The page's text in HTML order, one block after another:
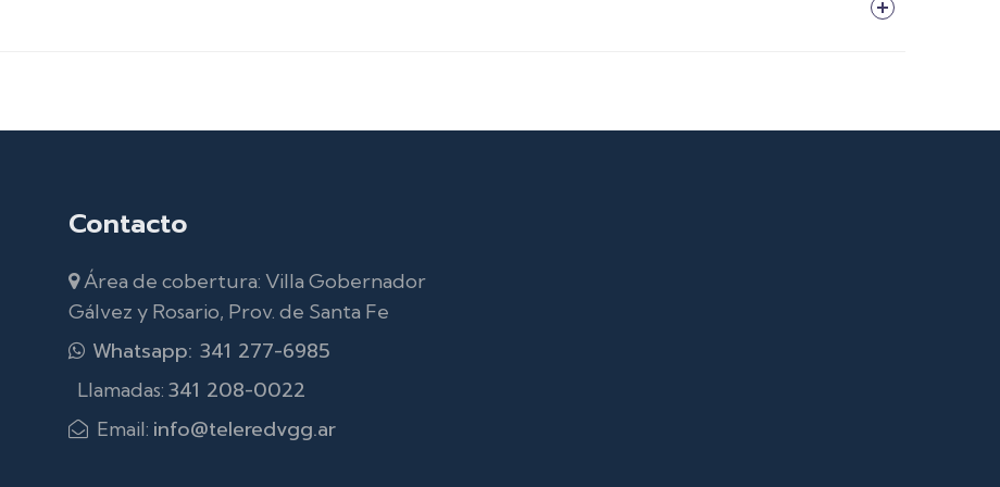
Contacto
Área de cobertura: Villa Gobernador
Gálvez y Rosario, Prov. de Santa Fe
Whatsapp: 341 277-6985
Llamadas: 341 208-0022
Email: info@teleredvgg.ar